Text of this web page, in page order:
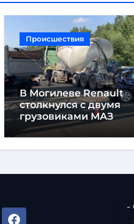
Происшествия
В Могилеве Renault
столкнулся с двумя
грузовиками МАЗ
-